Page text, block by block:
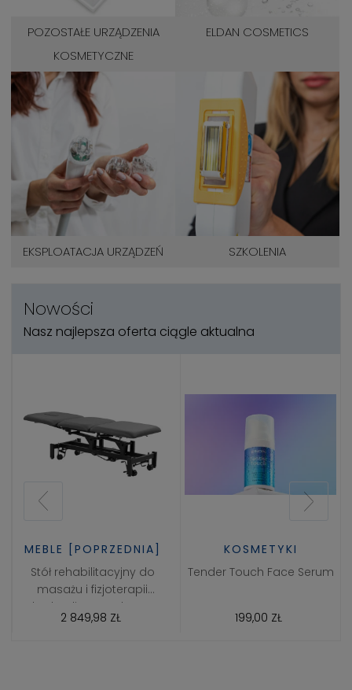
POZOSTAŁE URZĄDZENIA
KOSMETYCZNE
ELDAN COSMETICS
EKSPLOATACJA URZĄDZEŃ SZKOLENIA
Nowości
Nasz najlepsza oferta ciągle aktualna
MEBLE [POPRZEDNIA]
Stół rehabilitacyjny do
masażu i fizjoterapii
hydrauliczny Balance
Solidum 3 Szary
2 849,98 ZŁ
KOSMETYKI
Tender Touch Face Serum
199,00 ZŁ